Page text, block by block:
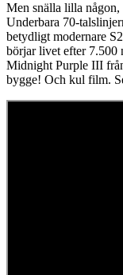
Men snälla lilla någon,
Underbara 70-
betydligt modernare
börjar livet efter 7.500
Midnight Purple III
bygge! Och kul film.